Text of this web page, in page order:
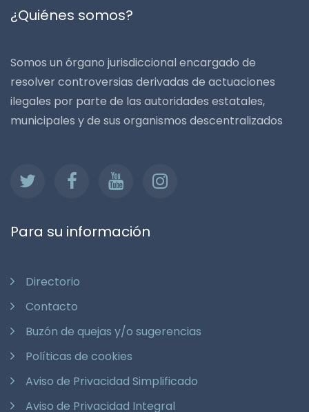
¿Quiénes somos?
Somos un órgano jurisdiccional encargado de
resolver controversias derivadas de actuaciones
ilegales por parte de las autoridades estatales,
municipales y de sus organismos descentralizados
Para su información
Directorio
Contacto
Buzón de quejas y/o sugerencias
Políticas de cookies
Aviso de Privacidad Simplificado
Aviso de Privacidad Integral